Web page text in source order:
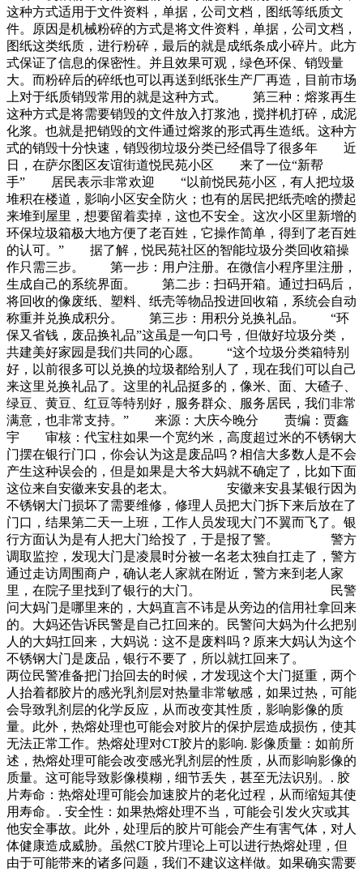
这种方式适用于文件资料，单据，公司文档，图纸等纸质文
件。原因是机械粉碎的方式是将文件资料，单据，公司文档，
图纸这类纸质，进行粉碎，最后的就是成纸条成小碎片。此方
式保证了信息的保密性。并且效果可观，绿色环保、销毁量
大。而粉碎后的碎纸也可以再送到纸张生产厂再造，目前市场
上对于纸质销毁常用的就是这种方式。 第三种：熔浆再生
这种方式是将需要销毁的文件放入打浆池，搅拌机打碎，成泥
化浆。也就是把销毁的文件通过熔浆的形式再生造纸。这种方
式的销毁十分快速，销毁彻垃圾分类已经倡导了很多年 近
日，在萨尔图区友谊街道悦民苑小区 来了一位“新帮
手” 居民表示非常欢迎 “以前悦民苑小区，有人把垃圾
堆积在楼道，影响小区安全防火；也有的居民把纸壳啥的攒起
来堆到屋里，想要留着卖掉，这也不安全。这次小区里新增的
环保垃圾箱极大地方便了老百姓，它操作简单，得到了老百姓
的认可。” 据了解，悦民苑社区的智能垃圾分类回收箱操
作只需三步。 第一步：用户注册。在微信小程序里注册，
生成自己的系统界面。 第二步：扫码开箱。通过扫码后，
将回收的像废纸、塑料、纸壳等物品投进回收箱，系统会自动
称重并兑换成积分。 第三步：用积分兑换礼品。 “环
保又省钱，废品换礼品”这虽是一句口号，但做好垃圾分类，
共建美好家园是我们共同的心愿。 “这个垃圾分类箱特别
好，以前很多可以兑换的垃圾都给别人了，现在我们可以自己
来这里兑换礼品了。这里的礼品挺多的，像米、面、大碴子、
绿豆、黄豆、红豆等特别好，服务群众、服务居民，我们非常
满意，也非常支持。” 来源：大庆今晚分 责编：贾鑫
宇 审核：代宝柱如果一个宽约米，高度超过米的不锈钢大
门摆在银行门口，你会认为这是废品吗？相信大多数人是不会
产生这种误会的，但是如果是大爷大妈就不确定了，比如下面
这位来自安徽来安县的老太。 安徽来安县某银行因为
不锈钢大门损坏了需要维修，修理人员把大门拆下来后放在了
门口，结果第二天一上班，工作人员发现大门不翼而飞了。银
行方面认为是有人把大门给投了，于是报了警。 警方
调取监控，发现大门是凌晨时分被一名老太独自扛走了，警方
通过走访周围商户，确认老人家就在附近，警方来到老人家
里，在院子里找到了银行的大门。 民警
问大妈门是哪里来的，大妈直言不讳是从旁边的信用社拿回来
的。大妈还告诉民警是自己扛回来的。民警问大妈为什么把别
人的大妈扛回来，大妈说：这不是废料吗？原来大妈认为这个
不锈钢大门是废品，银行不要了，所以就扛回来了。
两位民警准备把门抬回去的时候，才发现这个大门挺重，两个
人抬着都胶片的感光乳剂层对热量非常敏感，如果过热，可能
会导致乳剂层的化学反应，从而改变其性质，影响影像的质
量。此外，热熔处理也可能会对胶片的保护层造成损伤，使其
无法正常工作。热熔处理对CT胶片的影响. 影像质量：如前所
述，热熔处理可能会改变感光乳剂层的性质，从而影响影像的
质量。这可能导致影像模糊，细节丢失，甚至无法识别。. 胶
片寿命：热熔处理可能会加速胶片的老化过程，从而缩短其使
用寿命。. 安全性：如果热熔处理不当，可能会引发火灾或其
他安全事故。此外，处理后的胶片可能会产生有害气体，对人
体健康造成威胁。虽然CT胶片理论上可以进行热熔处理，但
由于可能带来的诸多问题，我们不建议这样做。如果确实需要